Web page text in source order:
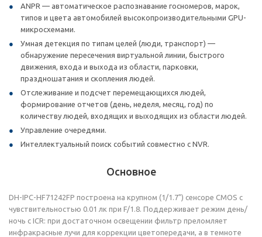
ANPR — автоматическое распознавание госномеров, марок,
типов и цвета автомобилей высокопроизводительными GPU-
микросхемами.
Умная детекция по типам целей (люди, транспорт) —
обнаружение пересечения виртуальной линии, быстрого
движения, входа и выхода из области, парковки,
праздношатания и скопления людей.
Отслеживание и подсчет перемещающихся людей,
формирование отчетов (день, неделя, месяц, год) по
количеству людей, входящих и выходящих из области людей.
Управление очередями.
Интеллектуальный поиск событий совместно с NVR.
Основное
DH-IPC-HF71242FP построена на крупном (1/1.7") сенсоре CMOS с
чувствительностью 0.01 лк при F/1.8. Поддерживает режим день/
ночь с ICR: при достаточном освещении фильтр преломляет
инфракрасные лучи для коррекции цветопередачи, а в темноте